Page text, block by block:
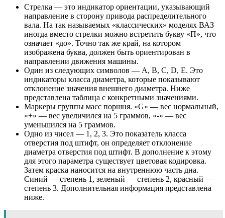
Стрелка — это индикатор ориентации, указывающий
направление в сторону привода распределительного
вала. На так называемых «классических» моделях ВАЗ
иногда вместо стрелки можно встретить букву «П», что
означает «до». Точно так же край, на котором
изображена буква, должен быть ориентирован в
направлении движения машины.
Один из следующих символов — A, B, C, D, E. Это
индикаторы класса диаметра, которые показывают
отклонение значения внешнего диаметра. Ниже
представлена ​​таблица с конкретными значениями.
Маркеры группы масс поршня. «G» — вес нормальный,
«+» — вес увеличился на 5 граммов, «-» — вес
уменьшился на 5 граммов.
Одно из чисел — 1, 2, 3. Это показатель класса
отверстия под штифт, он определяет отклонение
диаметра отверстия под штифт. В дополнение к этому
для этого параметра существует цветовая кодировка.
Затем краска наносится на внутреннюю часть дна.
Синий — степень 1, зеленый — степень 2, красный —
степень 3. Дополнительная информация представлена ​​
ниже.